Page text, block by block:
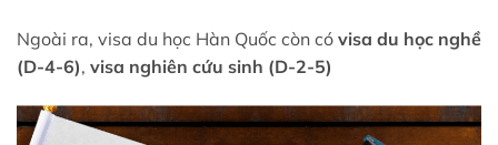
Ngoài ra, visa du học Hàn Quốc còn có visa du học nghề
(D-4-6), visa nghiên cứu sinh (D-2-5)